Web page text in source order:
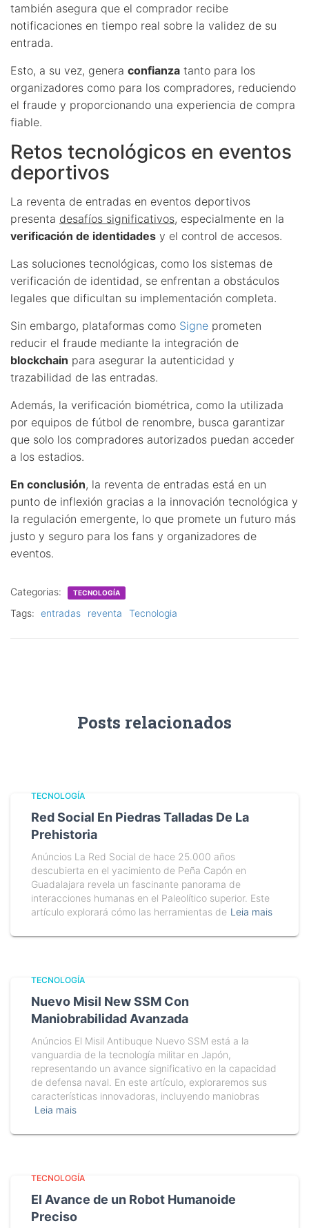
también asegura que el comprador recibe
notificaciones en tiempo real sobre la validez de su
entrada.
Esto, a su vez, genera confianza tanto para los
organizadores como para los compradores, reduciendo
el fraude y proporcionando una experiencia de compra
fiable.
Retos tecnológicos en eventos
deportivos
La reventa de entradas en eventos deportivos
presenta desafíos significativos, especialmente en la
verificación de identidades y el control de accesos.
Las soluciones tecnológicas, como los sistemas de
verificación de identidad, se enfrentan a obstáculos
legales que dificultan su implementación completa.
Sin embargo, plataformas como Signe prometen
reducir el fraude mediante la integración de
blockchain para asegurar la autenticidad y
trazabilidad de las entradas.
Además, la verificación biométrica, como la utilizada
por equipos de fútbol de renombre, busca garantizar
que solo los compradores autorizados puedan acceder
a los estadios.
En conclusión, la reventa de entradas está en un
punto de inflexión gracias a la innovación tecnológica y
la regulación emergente, lo que promete un futuro más
justo y seguro para los fans y organizadores de
eventos.
Categorias: TECNOLOGÍA
Tags: entradas reventa Tecnologia
Posts relacionados
TECNOLOGÍA
Red Social En Piedras Talladas De La
Prehistoria
Anúncios La Red Social de hace 25.000 años
descubierta en el yacimiento de Peña Capón en
Guadalajara revela un fascinante panorama de
interacciones humanas en el Paleolítico superior. Este
artículo explorará cómo las herramientas de Leia mais
TECNOLOGÍA
Nuevo Misil New SSM Con
Maniobrabilidad Avanzada
Anúncios El Misil Antibuque Nuevo SSM está a la
vanguardia de la tecnología militar en Japón,
representando un avance significativo en la capacidad
de defensa naval. En este artículo, exploraremos sus
características innovadoras, incluyendo maniobras
Leia mais
TECNOLOGÍA
El Avance de un Robot Humanoide
Preciso